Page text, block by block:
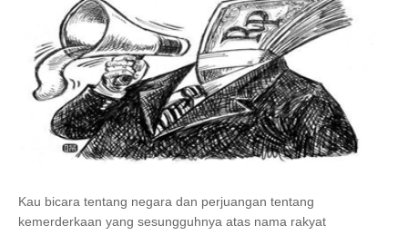
Kau bicara tentang negara dan perjuangan tentang
kemerderkaan yang sesungguhnya atas nama rakyat